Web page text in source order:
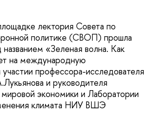
лектория Совета по
политике (СВОП) прошла
«Зеленая волна. Как
на международную
профессора-исследователя
и руководителя
экономики и Лаборатории
климата НИУ ВШЭ